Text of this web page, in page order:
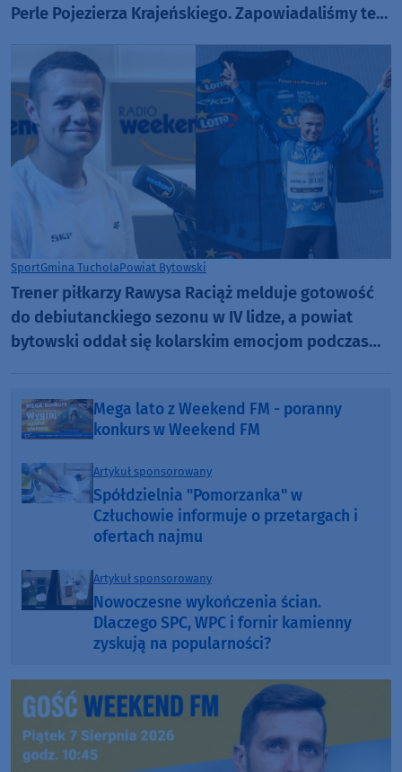
Perle Pojezierza Krajeńskiego. Zapowiadaliśmy też
SportGmina TucholaPowiat Bytowski
Trener piłkarzy Rawysa Raciąż melduje gotowość
do debiutanckiego sezonu w IV lidze, a powiat
bytowski oddał się kolarskim emocjom podczas
Mega lato z Weekend FM - poranny
konkurs w Weekend FM
Artykuł sponsorowany
Spółdzielnia "Pomorzanka" w
Człuchowie informuje o przetargach i
ofertach najmu
Artykuł sponsorowany
Nowoczesne wykończenia ścian.
Dlaczego SPC, WPC i fornir kamienny
zyskują na popularności?